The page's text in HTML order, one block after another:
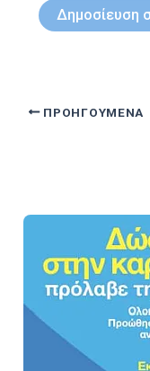
ΠΡΟΗΓΟΎΜΕΝΑ